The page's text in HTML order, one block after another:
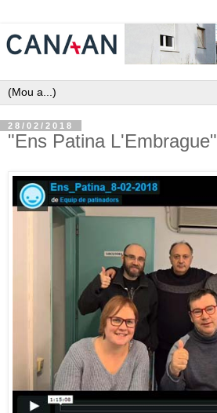
28/02/2018
"Ens Patina L'Embrague"